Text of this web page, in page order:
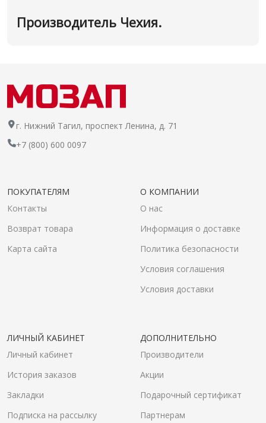
Производитель Чехия.
г. Нижний Тагил, проспект Ленина, д. 71
+7 (800) 600 0097
ПОКУПАТЕЛЯМ
Контакты
Возврат товара
Карта сайта
О КОМПАНИИ
О нас
Информация о доставке
Политика безопасности
Условия соглашения
Условия доставки
ЛИЧНЫЙ КАБИНЕТ
Личный кабинет
История заказов
Закладки
Подписка на рассылку
ДОПОЛНИТЕЛЬНО
Производители
Акции
Подарочный сертификат
Партнерам